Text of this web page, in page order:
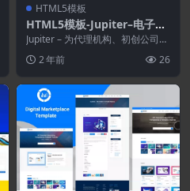
HTML5模板
HTML5模板-Jupiter–电子商
务响应式电子邮件模板
Jupiter – 为代理机构、初创公司和
邮件 用...
2 年前 26